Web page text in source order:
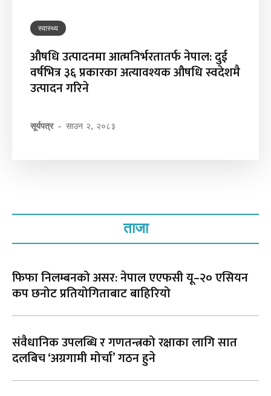
स्वास्थ्य
औषधि उत्पादनमा आत्मनिर्भरतातर्फ नेपाल: दुई
वर्षभित्र ३६ प्रकारका अत्यावश्यक औषधि स्वदेशमै
उत्पादन गरिने
सूर्यपत्र - साउन २, २०८३
ताजा
फिफा निलम्बनको असर: नेपाल एएफसी यू–२० एसियन
कप छनोट प्रतियोगिताबाट बाहिरियो
संवैधानिक उपलब्धि र गणतन्त्रको रक्षाका लागि सात
दलबिच ‘अग्रगामी मोर्चा’ गठन हुने